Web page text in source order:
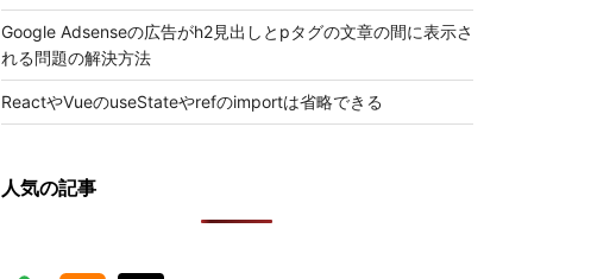
Google Adsenseの広告がh2見出しとpタグの文章の間に表示さ
れる問題の解決方法
ReactやVueのuseStateやrefのimportは省略できる
人気の記事